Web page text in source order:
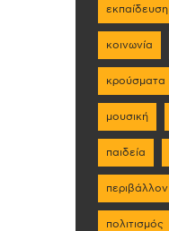
εκπαίδευση
κοινωνία
κρούσματα
μουσική
παιδεία
περιβάλλον
πολιτισμός